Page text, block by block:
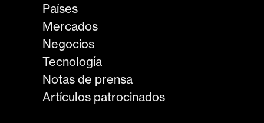
Países
Mercados
Negocios
Tecnología
Notas de prensa
Artículos patrocinados